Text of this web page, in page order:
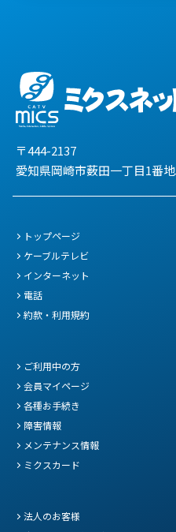
〒444-2137
愛知県岡崎市薮田一丁目1番
トップページ
ケーブルテレビ
インターネット
電話
約款・利用規約
ご利用中の方
会員マイページ
各種お手続き
障害情報
メンテナンス情報
ミクスカード
法人のお客様